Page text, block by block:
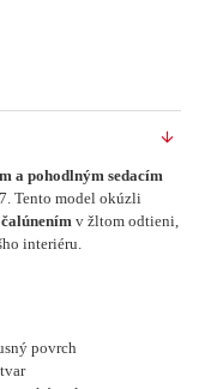
a pohodlným sedacím
Tento model okúzli
v žltom odtieni,
interiéru.
povrch